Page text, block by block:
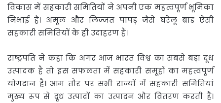
विकास में सहकारी समितियों ने अपनी एक महत्वपूर्ण भूमिका
निभाई है। अमूल और लिज्जत पापड़ जैसे घरेलू ब्रांड ऐसी
सहकारी समितियों के ही उदाहरण हैं।
राष्ट्रपति ने कहा कि अगर आज भारत विश्व का सबसे बड़ा दूध
उत्पादक है तो इस सफलता में सहकारी समूहों का महत्वपूर्ण
योगदान है। आम तौर पर सभी राज्यों में सहकारी समितियां
मुख्य रूप से दूध उत्पादों का उत्पादन और वितरण करती हैं।